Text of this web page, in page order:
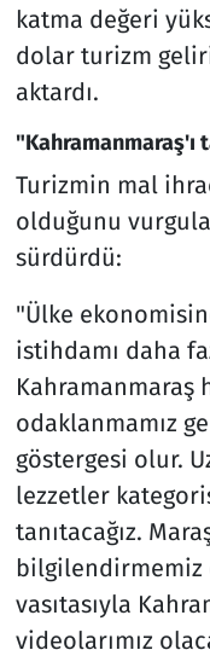
katma değeri
dolar turizm
aktardı.
"Kahramanmaraş'ı
Turizmin mal
olduğunu
sürdürdü:
"Ülke
istihdamı daha
Kahramanmaraş
odaklanmamız
göstergesi olur.
lezzetler
tanıtacağız.
bilgilendirmemiz
vasıtasıyla
videolarımız